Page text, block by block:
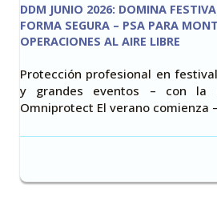
DDM JUNIO 2026: DOMINA
FORMA SEGURA – PSA PARA
OPERACIONES AL AIRE LIBRE
Protección profesional en
y grandes eventos – con la
Omniprotect El verano comienza